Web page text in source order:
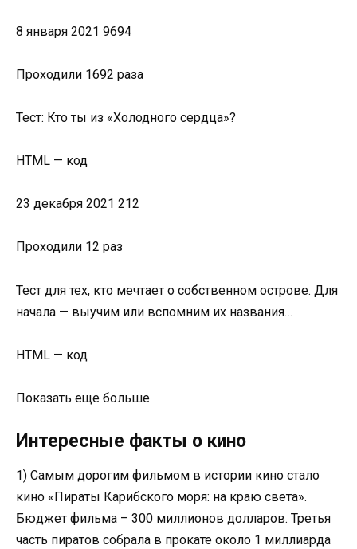
8 января 2021 9694
Проходили 1692 раза
Тест: Кто ты из «Холодного сердца»?
HTML — код
23 декабря 2021 212
Проходили 12 раз
Тест для тех, кто мечтает о собственном острове. Для
начала — выучим или вспомним их названия…
HTML — код
Показать еще больше
Интересные факты о кино
1) Самым дорогим фильмом в истории кино стало
кино «Пираты Карибского моря: на краю света».
Бюджет фильма – 300 миллионов долларов. Третья
часть пиратов собрала в прокате около 1 миллиарда